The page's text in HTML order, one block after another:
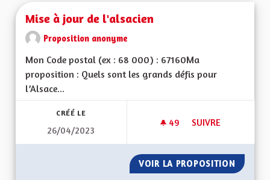
Mise à jour de l'alsacien
Proposition anonyme
Mon Code postal (ex : 68 000) : 67160Ma
proposition : Quels sont les grands défis pour
l’Alsace...
CRÉÉ LE
26/04/2023
49 49 ABONNÉS
SUIVRE
VOIR LA PROPOSITION MISE